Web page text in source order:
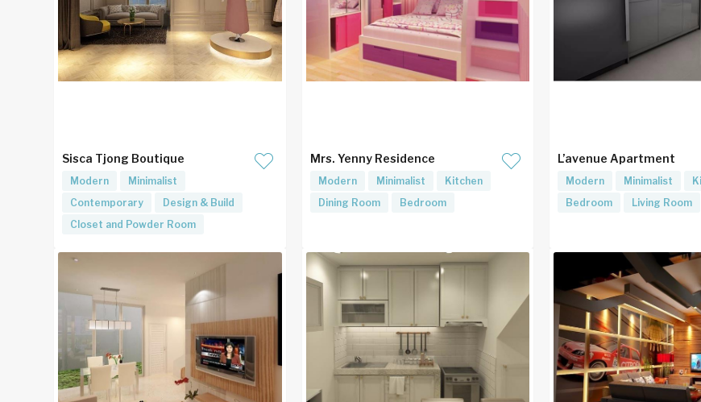
Sisca Tjong Boutique
Modern
Minimalist
Contemporary
Design & Build
Closet and Powder Room
Mrs. Yenny Residence
Modern Minimalist
Kitchen
Dining Room
Bedroom
L’avenue Apartment
Modern Minimalist
Bedroom
Living Room